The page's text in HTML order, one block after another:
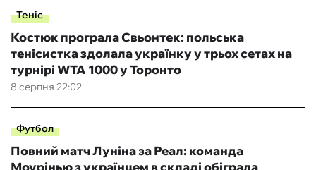
Теніс
8 серпня 22:02
Костюк програла Свьонтек: польська
тенісистка здолала українку у трьох сетах на
турнірі WTA 1000 у Торонто
Футбол
Повний матч Луніна за Реал: команда
Моурінью з українцем в складі обіграла